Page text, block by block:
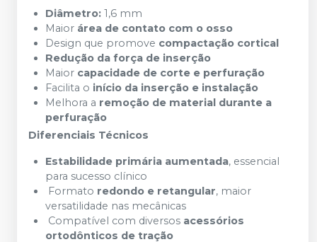
Diâmetro: 1,6 mm
Maior área de contato com o osso
Design que promove compactação cortical
Redução da força de inserção
Maior capacidade de corte e perfuração
Facilita o início da inserção e instalação
Melhora a remoção de material durante a
perfuração
Diferenciais Técnicos
Estabilidade primária aumentada, essencial
para sucesso clínico
Formato redondo e retangular, maior
versatilidade nas mecânicas
Compatível com diversos acessórios
ortodônticos de tração